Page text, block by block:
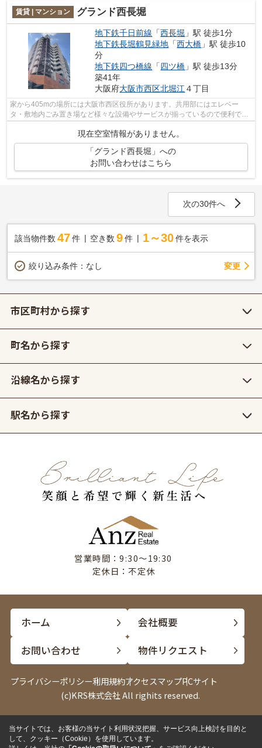
賃貸 | マンション グランド西長堀
地下鉄千日前線 「西長堀 」駅 徒歩1分
地下鉄長堀鶴見緑地 「西大橋 」駅 徒歩10
分
地下鉄四つ橋線 「四ツ橋 」駅 徒歩13分
築41年
大阪府大阪市西区北堀江４丁目
家から405mの場所には大阪市西区役所があります。共用部にはエレベー
タ・敷地内ごみ置き場など様々な設備やサービスが揃っているので便利で
現在空室情報がありません。
「グランド西長堀」への
お問い合わせはこちら
次の30件へ
該当物件数 47件 空き数 9 件 1～30 件を表示
絞り込み条件： なし 変更
市区町村から探す
町名から探す
沿線名から探す
駅名から探す
営業時間：9:30〜19:30
定休日：不定休
ホーム
会社概要
お問い合わせ
物件リクエスト
プライバシーポリシー利用規約アクセスマップPCサイト
(c)KRS株式会社 All righits reserved.
電話 LINE
当サイトでは、お客様の当サイト利用状況把握、サービス向上検討を目的と
して、クッキー（Cookie）を使用しています。